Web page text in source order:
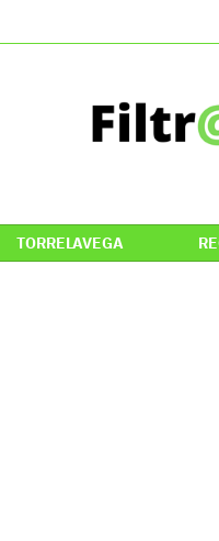
TORRELAVEGA